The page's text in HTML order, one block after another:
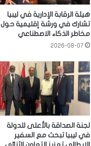
هيئة الرقابة الإدارية في ليبيا
تشارك في ورشة إقليمية حول
مخاطر الذكاء الاصطناعي
2026-08-07
لجنة الصداقة بالأعلى للدولة
في ليبيا تبحث مع السفير